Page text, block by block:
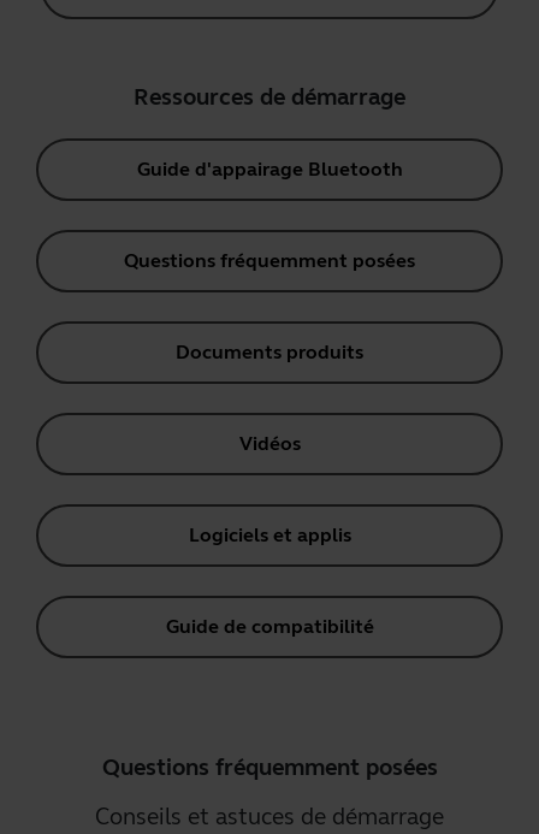
Ressources de démarrage
Guide d'appairage Bluetooth
Questions fréquemment posées
Documents produits
Vidéos
Logiciels et applis
Guide de compatibilité
Questions fréquemment posées
Conseils et astuces de démarrage